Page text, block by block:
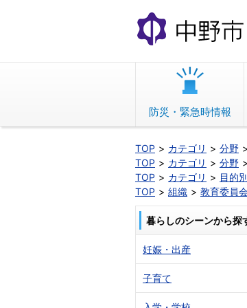
文
へ
動
防災・緊急時情報
TOP カテゴリ 分野
TOP
カテゴリ 分野
TOP
カテゴリ 目的別
TOP
組織 教育委員
暮らしのシーンから探
妊娠・出産
子育て